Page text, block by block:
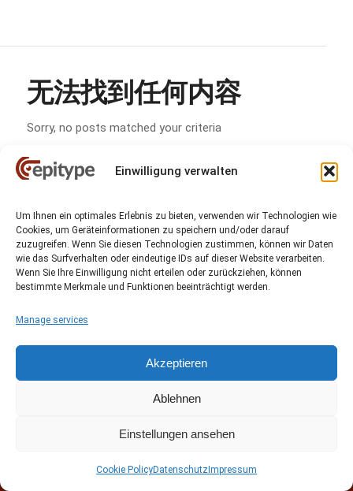
Einwilligung verwalten
Um Ihnen ein optimales Erlebnis zu bieten, verwenden wir Technologien wie
Cookies, um Geräteinformationen zu speichern und/oder darauf
zuzugreifen. Wenn Sie diesen Technologien zustimmen, können wir Daten
wie das Surfverhalten oder eindeutige IDs auf dieser Website verarbeiten.
Wenn Sie Ihre Einwilligung nicht erteilen oder zurückziehen, können
bestimmte Merkmale und Funktionen beeinträchtigt werden.
Manage services
Akzeptieren
Ablehnen
Einstellungen ansehen
Cookie PolicyDatenschutz Impressum
无法找到任何内容
Sorry, no posts matched your criteria
© 2025 Epitype 有限公司 耶拿 德国
Home
官方通讯地址